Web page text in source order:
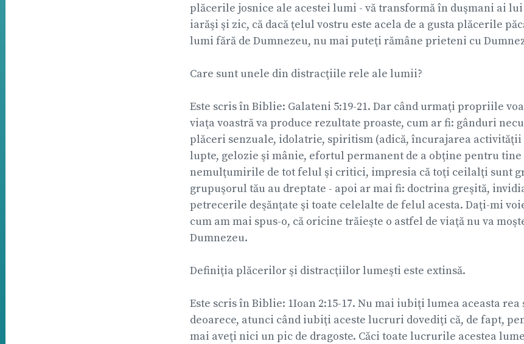
plăcerile josnice ale acestei lumi - vă transformă în duşmani ai lui
iarăşi şi zic, că dacă ţelul vostru este acela de a gusta plăcerile
lumi fără de Dumnezeu, nu mai puteţi rămâne prieteni cu
Care sunt unele din distracţiile rele ale lumii?
Este scris în Biblie: Galateni 5:19-21. Dar când urmaţi propriile
viaţa voastră va produce rezultate proaste, cum ar fi: gânduri
plăceri senzuale, idolatrie, spiritism (adică, încurajarea activităţii
lupte, gelozie şi mânie, efortul permanent de a obţine pentru tine
nemulţumirile de tot felul şi critici, impresia că toţi ceilalţi sunt
grupuşorul tău au dreptate - apoi ar mai fi: doctrina greşită,
petrecerile deşănţate şi toate celelalte de felul acesta. Daţi-mi
cum am mai spus-o, că oricine trăieşte o astfel de viaţă nu va
Dumnezeu.
Definiţia plăcerilor şi distracţiilor lumeşti este extinsă.
Este scris în Biblie: 1Ioan 2:15-17. Nu mai iubiţi lumea aceasta rea
deoarece, atunci când iubiţi aceste lucruri dovediţi că, de fapt,
mai aveţi nici un pic de dragoste. Căci toate lucrurile acestea